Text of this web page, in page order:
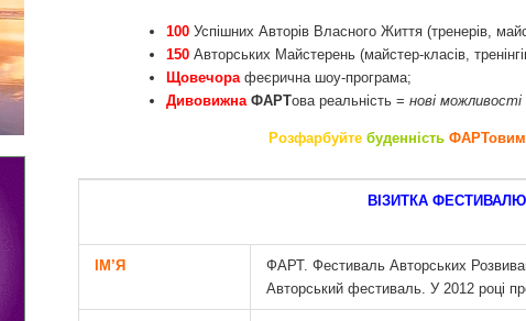
100Успішних Авторів Власного Життя (тренерів,
150Авторських Майстерень (майстер-класів,
Щовечора феєрична шоу-програма;
ДивовижнаФАРТова реальність = нові можливості
Розфарбуйте буденність
ВІЗИТКА
ІМ’Я
ФАРТ. Фестиваль Авторських
Авторський фестиваль. У 2012 році